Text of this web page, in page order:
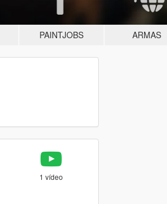
PAINTJOBS ARMAS
1 vídeo